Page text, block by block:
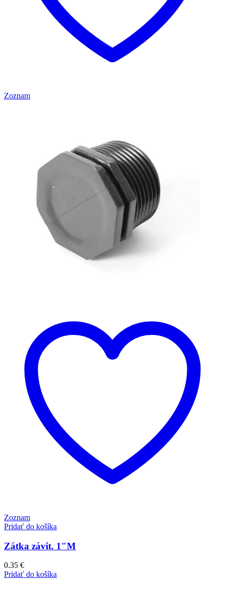
Zoznam
Zoznam
Pridať do košíka
Zátka závit. 1"M
0.35 €
Pridať do košíka